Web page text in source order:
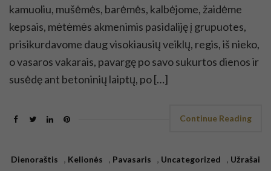
kamuoliu, mušėmės, barėmės, kalbėjome, žaidėme
kepsais, mėtėmės akmenimis pasidaliję į grupuotes,
prisikurdavome daug visokiausių veiklų, regis, iš nieko,
o vasaros vakarais, pavargę po savo sukurtos dienos ir
susėdę ant betoninių laiptų, po […]
Continue Reading
Dienoraštis , Kelionės , Pavasaris , Uncategorized , Užrašai